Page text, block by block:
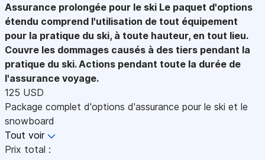
Assurance prolongée pour le ski Le paquet d'options
étendu comprend l'utilisation de tout équipement
pour la pratique du ski, à toute hauteur, en tout lieu.
Couvre les dommages causés à des tiers pendant la
pratique du ski. Actions pendant toute la durée de
l'assurance voyage.
125 USD
Package complet d'options d'assurance pour le ski et le
snowboard
Tout voir
Prix total :